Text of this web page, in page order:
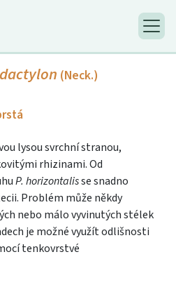
(Neck.)
lysou svrchní stranou,
rhizinami. Od
P. horizontalisse snadno
Problém může někdy
nebo málo vyvinutých stélek
je možné využít odlišnosti
tenkovrstvé